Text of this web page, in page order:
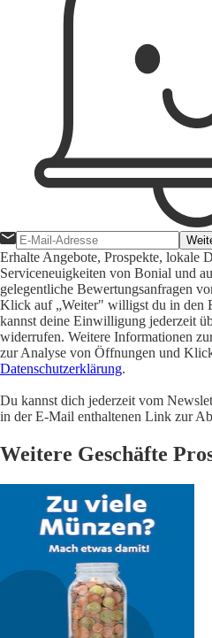
Erhalte Angebote, Prospekte, lokale
Serviceneuigkeiten von Bonial und
gelegentliche Bewertungsanfragen
Klick auf „Weiter" willigst du in den
kannst deine Einwilligung jederzeit
widerrufen. Weitere Informationen
zur Analyse von Öffnungen und
Datenschutzerklärung.
Du kannst dich jederzeit vom
in der E-Mail enthaltenen Link zur
Weitere Geschäfte